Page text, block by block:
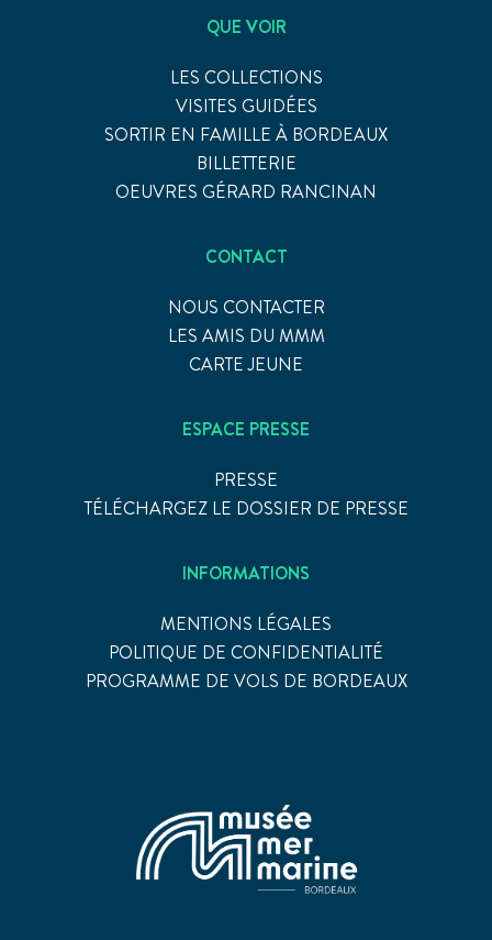
QUE VOIR
LES COLLECTIONS
VISITES GUIDÉES
SORTIR EN FAMILLE À BORDEAUX
BILLETTERIE
OEUVRES GÉRARD RANCINAN
CONTACT
NOUS CONTACTER
LES AMIS DU MMM
CARTE JEUNE
ESPACE PRESSE
PRESSE
TÉLÉCHARGEZ LE DOSSIER DE PRESSE
INFORMATIONS
MENTIONS LÉGALES
POLITIQUE DE CONFIDENTIALITÉ
PROGRAMME DE VOLS DE BORDEAUX